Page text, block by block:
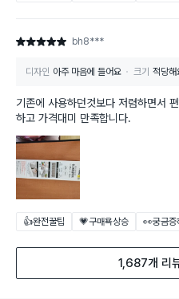
별점 5점 bh8***
디자인 아주 마음에 들어요 크기 적당해
기존에 사용하던것보다 저렴하면서
하고 가격대미 만족합니다.
👍완전꿀팁 💗구매욕상승 👀궁금증
1,687개 리